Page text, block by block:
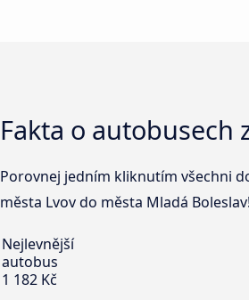
Fakta o autobusech
Porovnej jedním kliknutím všechni
města Lvov do města Mladá
Nejlevnější
autobus
1 182 Kč